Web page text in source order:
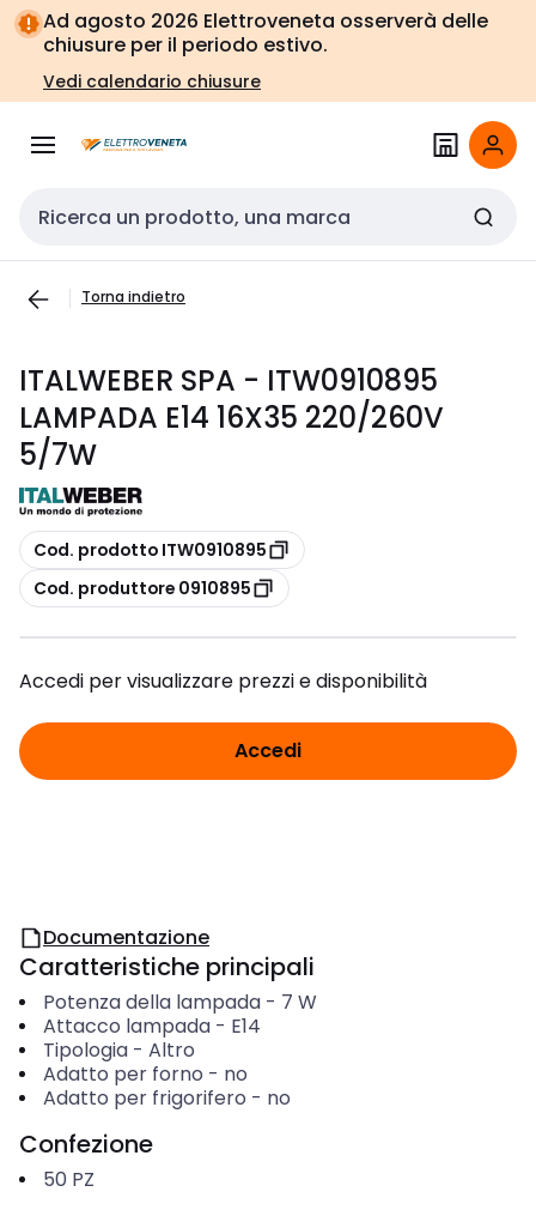
Vai alla
navigazione
Vai
alla
pagina
Ad agosto 2026 Elettroveneta osserverà delle
chiusure per il periodo estivo.
Vedi calendario chiusure
Cerca input
Torna indietro
ITALWEBER SPA - ITW0910895
LAMPADA E14 16X35 220/260V
5/7W
copia
Cod. prodotto ITW0910895
copia
Cod. produttore 0910895
Accedi per visualizzare prezzi e disponibilità
Accedi
Documentazione
Caratteristiche principali
Potenza della lampada- 7 W
Attacco lampada- E14
Tipologia- Altro
Adatto per forno - no
Adatto per frigorifero - no
Confezione
50 PZ